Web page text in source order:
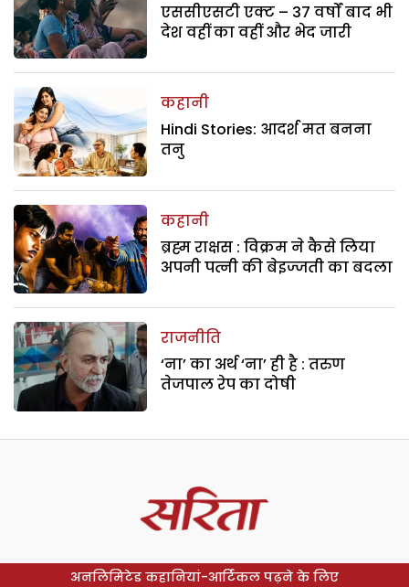
एससीएसटी एक्ट – 37 वर्षों बाद भी
देश वहीं का वहीं और भेद जारी
कहानी
Hindi Stories: आदर्श मत बनना
तनु
कहानी
ब्रह्म राक्षस : विक्रम ने कैसे लिया
अपनी पत्नी की बेइज्जती का बदला
राजनीति
‘ना’ का अर्थ ‘ना’ ही है : तरुण
तेजपाल रेप का दोषी
अनलिमिटेड कहानियां-आर्टिकल पढ़ने के लिए